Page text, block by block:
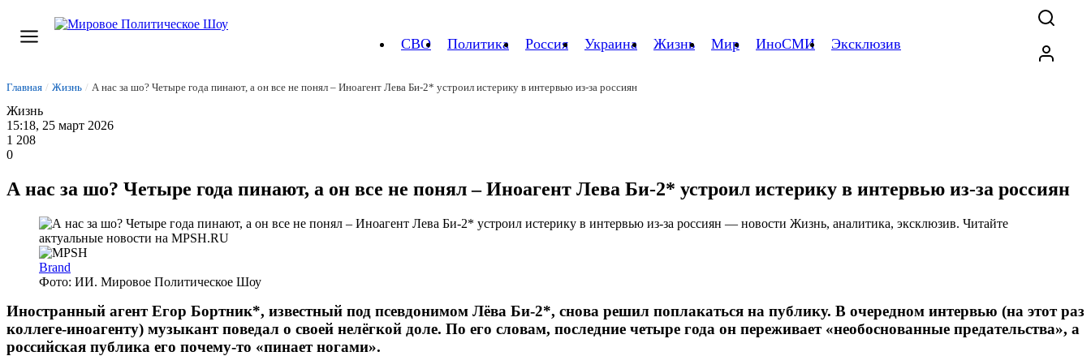
СВО Политика Россия Украина Жизнь Мир ИноСМИ Эксклюзив
Главная / Жизнь / А нас за шо? Четыре года пинают, а он все не понял – Иноагент Лева Би‑2* устроил истерику в интервью из-за россиян
Жизнь
15:18, 25 март 2026
1 208
0
А нас за шо? Четыре года пинают, а он все не понял – Иноагент Лева Би‑2* устроил истерику в интервью из-за россиян
Brand
Фото: ИИ. Мировое Политическое Шоу
Иностранный агент Егор Бортник*, известный под псевдонимом Лёва Би‑2*, снова решил поплакаться на публику. В очередном интервью (на этот раз
коллеге‑иноагенту) музыкант поведал о своей нелёгкой доле. По его словам, последние четыре года он переживает «необоснованные предательства», а
российская публика его почему‑то «пинает ногами».